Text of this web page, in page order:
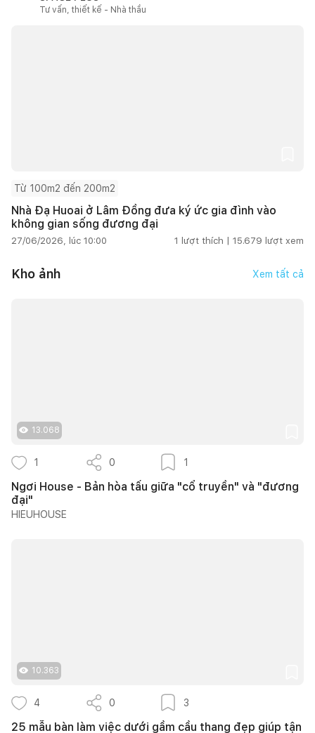
Tư vấn, thiết kế - Nhà thầu
Từ 100m2 đến 200m2
Nhà Đạ Huoai ở Lâm Đồng đưa ký ức gia đình vào
không gian sống đương đại
27/06/2026, lúc 10:00 1 lượt thích | 15.679 lượt xem
Kho ảnh Xem tất cả
13.068
1 0 1
Ngơi House - Bản hòa tấu giữa "cổ truyền" và "đương
đại"
HIEUHOUSE
10.363
4 0 3
25 mẫu bàn làm việc dưới gầm cầu thang đẹp giúp tận